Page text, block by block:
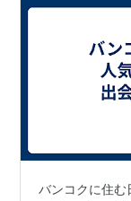
バンコクに住む